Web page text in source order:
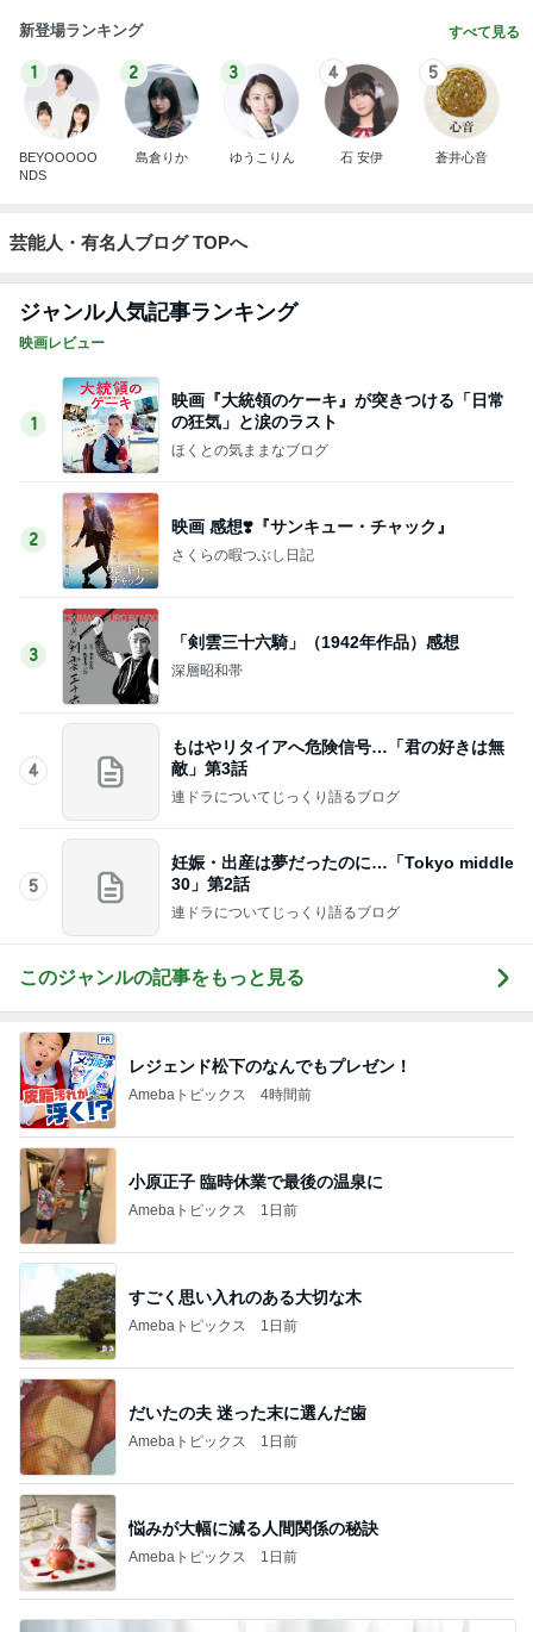
新登場ランキング すべて見る
1
BEYOOOOO
NDS
2
島倉りか
3
ゆうこりん
4
石 安伊
5
蒼井心音
芸能人・有名人ブログ TOPへ
ジャンル人気記事ランキング
映画レビュー
1
映画『大統領のケーキ』が突きつける「日常
の狂気」と涙のラスト
ほくとの気ままなブログ
2
映画 感想❣️『サンキュー・チャック』
さくらの暇つぶし日記
3
「剣雲三十六騎」（1942年作品）感想
深層昭和帯
4
もはやリタイアへ危険信号…「君の好きは無
敵」第3話
連ドラについてじっくり語るブログ
5
妊娠・出産は夢だったのに…「Tokyo middle
30」第2話
連ドラについてじっくり語るブログ
このジャンルの記事をもっと見る
レジェンド松下のなんでもプレゼン！
Amebaトピックス 4時間前
小原正子 臨時休業で最後の温泉に
Amebaトピックス 1日前
すごく思い入れのある大切な木
Amebaトピックス 1日前
だいたの夫 迷った末に選んだ歯
Amebaトピックス 1日前
悩みが大幅に減る人間関係の秘訣
Amebaトピックス 1日前